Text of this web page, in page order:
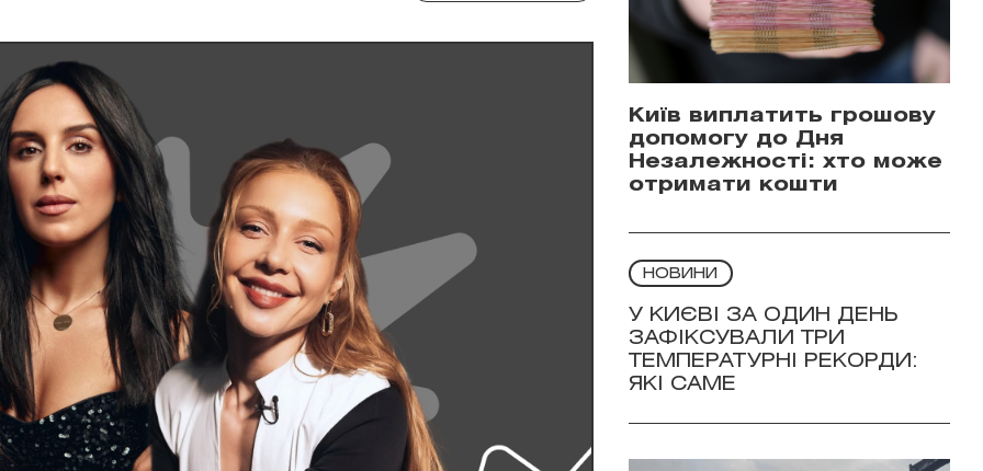
Київ виплатить грошову
допомогу до Дня
Незалежності: хто може
отримати кошти
НОВИНИ
У КИЄВІ ЗА ОДИН ДЕНЬ
ЗАФІКСУВАЛИ ТРИ
ТЕМПЕРАТУРНІ РЕКОРДИ:
ЯКІ САМЕ